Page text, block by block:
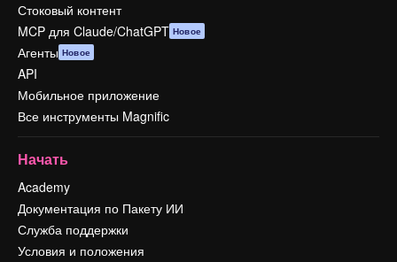
Стоковый контент
MCP для Claude/ChatGPT Новое
Агенты Новое
API
Мобильное приложение
Все инструменты Magnific
Начать
Academy
Документация по Пакету ИИ
Служба поддержки
Условия и положения